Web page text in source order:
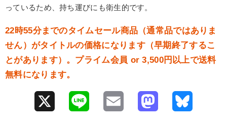
っているため、持ち運びにも衛生的です。
22時55分までのタイムセール商品（通常品ではありま
せん）がタイトルの価格になります（早期終了するこ
とがあります）。プライム会員 or 3,500円以上で送料
無料になります。